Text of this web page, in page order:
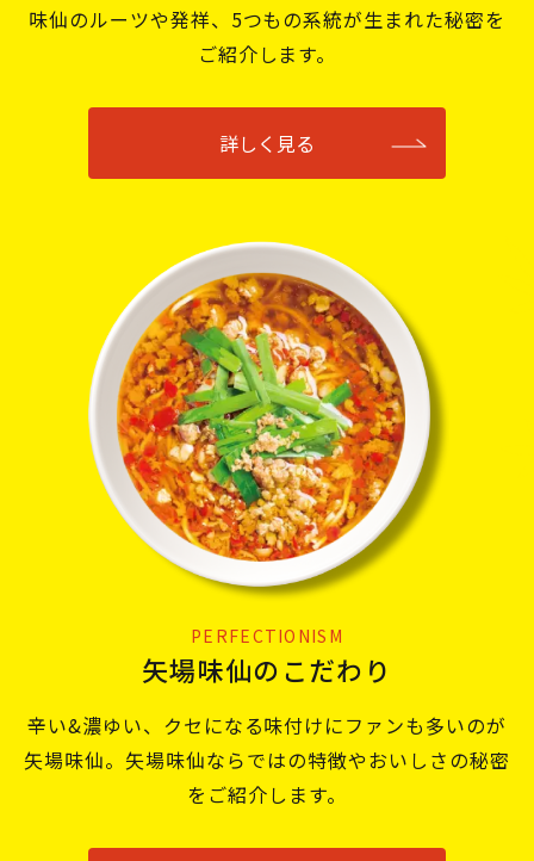
味仙のルーツや発祥、5つもの系統が生まれた秘密を
ご紹介します。
詳しく見る
PERFECTIONISM
矢場味仙のこだわり
辛い&濃ゆい、クセになる味付けにファンも多いのが
矢場味仙。矢場味仙ならではの特徴やおいしさの秘密
をご紹介します。